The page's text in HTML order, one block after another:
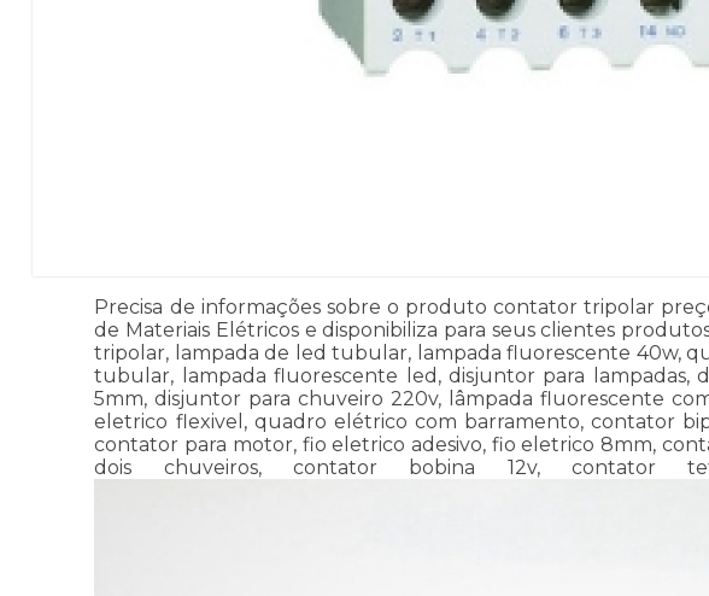
Precisa de informações sobre o produto contator tripolar
de Materiais Elétricos e disponibiliza para seus clientes
tripolar, lampada de led tubular, lampada fluorescente 40w,
tubular, lampada fluorescente led, disjuntor para lampadas,
5mm, disjuntor para chuveiro 220v, lâmpada fluorescente
eletrico flexivel, quadro elétrico com barramento, contator
contator para motor, fio eletrico adesivo, fio eletrico 8mm,
dois chuveiros, contator bobina 12v,